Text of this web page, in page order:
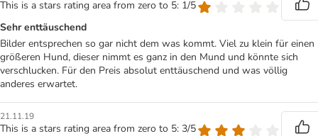
This is a stars rating area from zero to 5: 1/5
Sehr enttäuschend
Bilder entsprechen so gar nicht dem was kommt. Viel zu klein für einen
größeren Hund, dieser nimmt es ganz in den Mund und könnte sich
verschlucken. Für den Preis absolut enttäuschend und was völlig
anderes erwartet.
21.11.19
This is a stars rating area from zero to 5: 3/5